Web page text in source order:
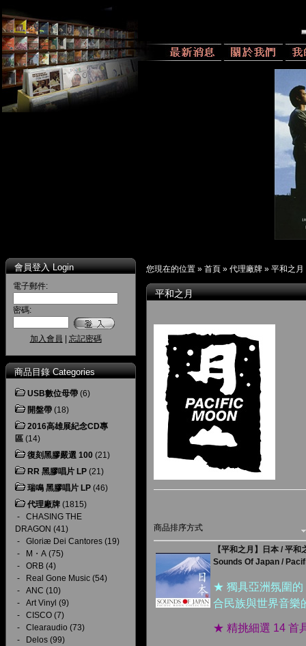
會員登入 Login
電子郵件:
密碼:
加入會員 忘記密碼
商品目錄 Categories
USB數位母帶 (6)
開盤帶 (18)
2016高雄展紀念CD專
區 (14)
復刻黑膠嚴選 100 (21)
RR 黑膠唱片 LP (21)
瑞鳴 黑膠唱片 LP (46)
代理廠牌 (1815)
- CHASING THE
DRAGON (41)
- Gloriæ Dei Cantores (19)
-
M・A (75)
- ORB (4)
-
Real Gone Music (54)
- ANC (10)
- Art Vinyl (9)
- CISCO (7)
- Clearaudio (73)
-
Delos (99)
您現在的位置 » 首頁 » 代理廠牌 » 平和之月
平和之月
商品排序方式
【平和之月】日本 / 平和
Sounds Of Japan /
★ 獨具亞洲氛圍的
合民族與世界音樂
★ 精挑細選 14 首